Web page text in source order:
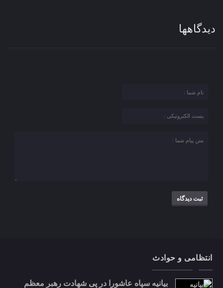
دیدگاهها
انتظامی و حوادث
بیانیه سپاه عاشورا در پی شهادت رهبر معظم